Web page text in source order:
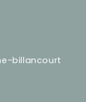
billancourt